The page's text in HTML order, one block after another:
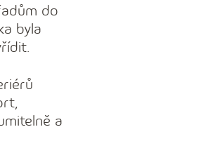
do
byla
a